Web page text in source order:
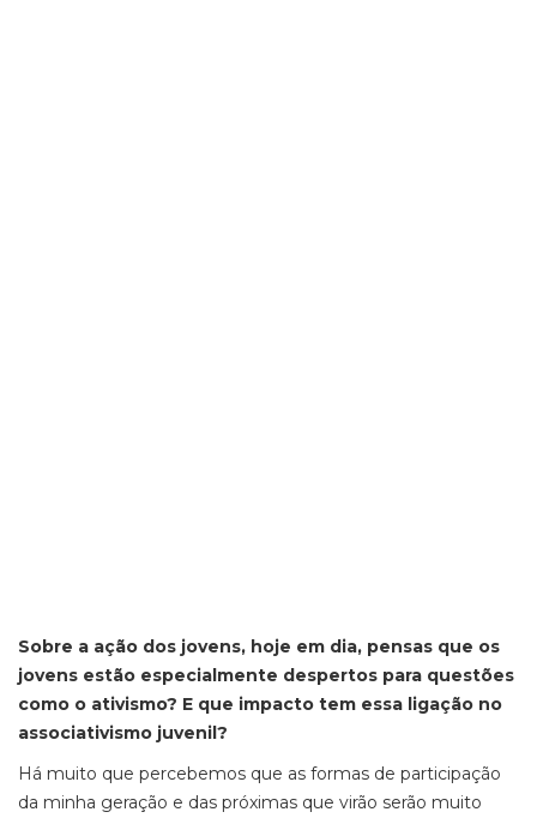
Sobre a ação dos jovens, hoje em dia, pensas que os
jovens estão especialmente despertos para questões
como o ativismo? E que impacto tem essa ligação no
associativismo juvenil?
Há muito que percebemos que as formas de participação
da minha geração e das próximas que virão serão muito